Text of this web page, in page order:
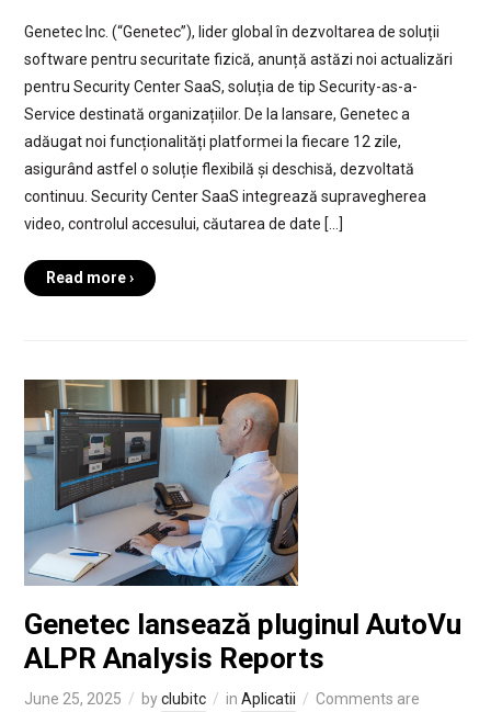
Genetec Inc. (“Genetec”), lider global în dezvoltarea de soluții
software pentru securitate fizică, anunță astăzi noi actualizări
pentru Security Center SaaS, soluția de tip Security-as-a-
Service destinată organizațiilor. De la lansare, Genetec a
adăugat noi funcționalități platformei la fiecare 12 zile,
asigurând astfel o soluție flexibilă și deschisă, dezvoltată
continuu. Security Center SaaS integrează supravegherea
video, controlul accesului, căutarea de date […]
Read more ›
Genetec lansează pluginul AutoVu
ALPR Analysis Reports
June 25, 2025 byclubitc in Aplicatii
Comments are